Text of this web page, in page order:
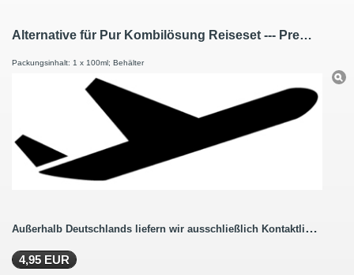
Alternative für Pur Kombilösung Reiseset --- Premium Pflege Kombilösung Reiseset mit Hyaluron 100ml / 1 Behälter
Packungsinhalt: 1 x 100ml; Behälter
Außerhalb Deutschlands liefern wir ausschließlich Kontaktlinsenbestellungen ohne Pflegemittel.
4,95 EUR